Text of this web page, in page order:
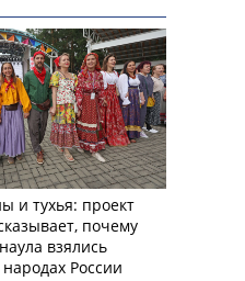
и тухья: проект
почему
взялись
России